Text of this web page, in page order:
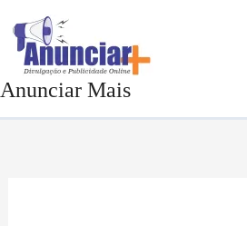
para
conteúdo
Anunciar Mais